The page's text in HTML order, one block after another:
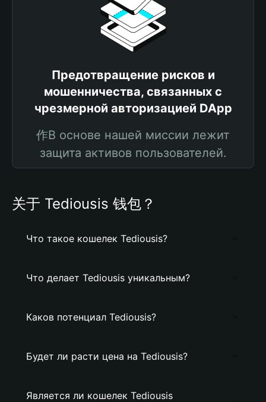
Предотвращение рисков и
мошенничества, связанных с
чрезмерной авторизацией DApp
作В основе нашей миссии лежит
защита активов пользователей.
关于 Tediousis 钱包？
Что такое кошелек Tediousis?
Что делает Tediousis уникальным?
Каков потенциал Tediousis?
Будет ли расти цена на Tediousis?
Является ли кошелек Tediousis